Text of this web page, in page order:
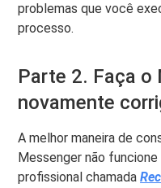
problemas que você
processo.
Parte 2. Faça o
novamente
A melhor maneira de
Messenger não
profissional chamada